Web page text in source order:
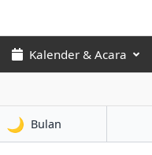
Kalender & Acara
🌙 Bulan